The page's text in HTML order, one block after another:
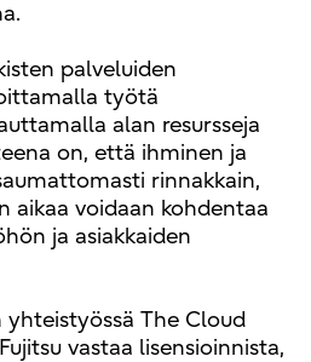
palveluiden
työtä
alan resursseja
on, että ihminen ja
rinnakkain,
aikaa voidaan kohdentaa
ja asiakkaiden
The Cloud
vastaa lisensioinnista,